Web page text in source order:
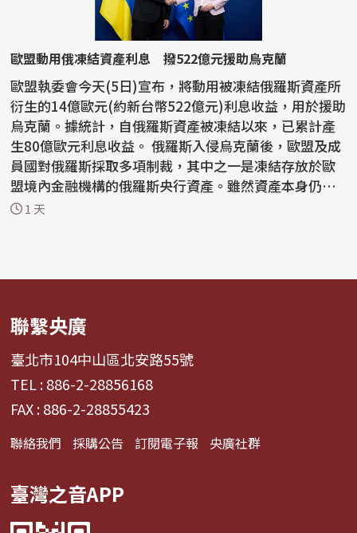
歐盟動用俄凍結資產利息 撥522億元援助烏克蘭
歐盟執委會今天(5日)宣布，將動用被凍結俄羅斯資產所
衍生的14億歐元(約新台幣522億元)利息收益，用於援助
烏克蘭。據統計，自俄羅斯資產被凍結以來，已累計產
生80億歐元利息收益。 俄羅斯入侵烏克蘭後，歐盟及成
員國對俄羅斯採取多項制裁，其中之一是凍結存放於歐
盟境內金融機構的俄羅斯央行資產。雖然資產本身仍
處...1 天
聯繫央廣
臺北市104中山區北安路55號
TEL : 886-2-28856168
FAX : 886-2-28855423
聯絡我們 採購公告 訂閱電子報 央廣社群
臺灣之音APP